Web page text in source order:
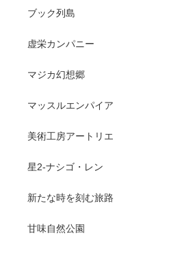
ブック列島
虚栄カンパニー
マジカ幻想郷
マッスルエンパイア
美術工房アートリエ
星2-ナシゴ・レン
新たな時を刻む旅路
甘味自然公園